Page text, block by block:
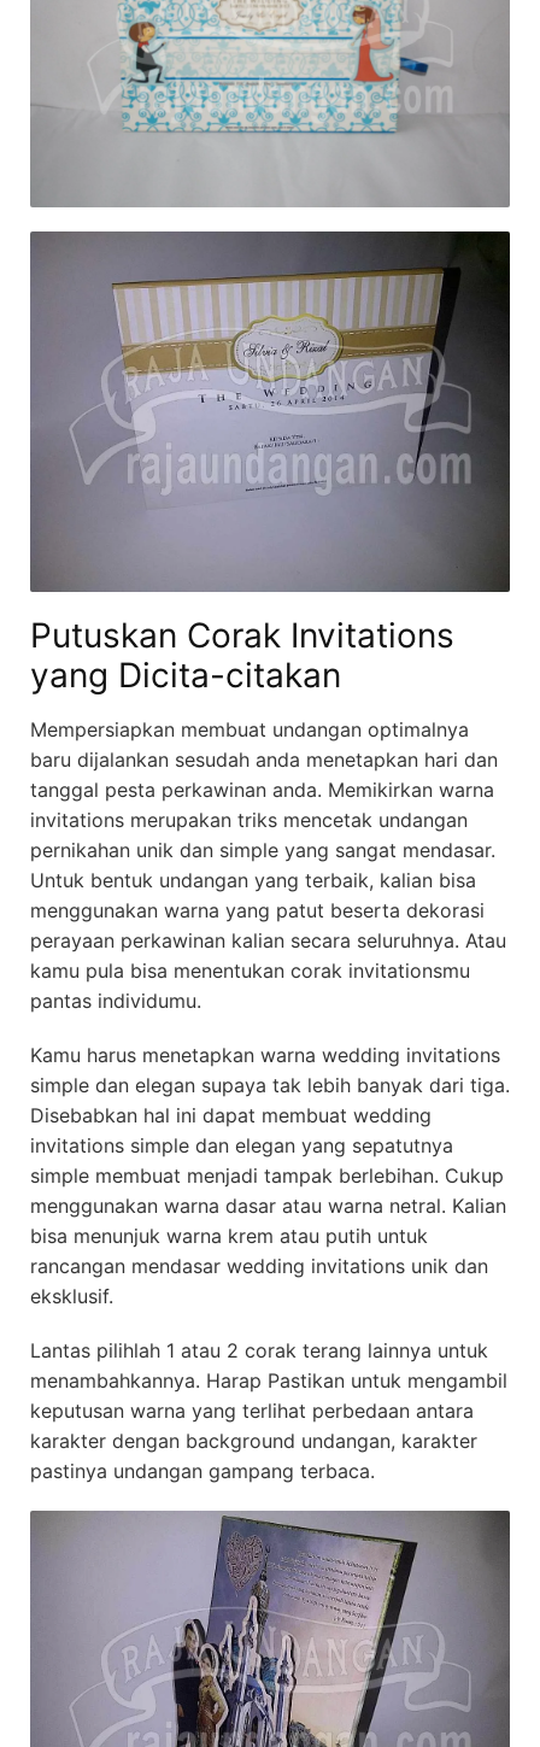
Putuskan Corak Invitations
yang Dicita-citakan
Mempersiapkan membuat undangan optimalnya
baru dijalankan sesudah anda menetapkan hari dan
tanggal pesta perkawinan anda. Memikirkan warna
invitations merupakan triks mencetak undangan
pernikahan unik dan simple yang sangat mendasar.
Untuk bentuk undangan yang terbaik, kalian bisa
menggunakan warna yang patut beserta dekorasi
perayaan perkawinan kalian secara seluruhnya. Atau
kamu pula bisa menentukan corak invitationsmu
pantas individumu.
Kamu harus menetapkan warna wedding invitations
simple dan elegan supaya tak lebih banyak dari tiga.
Disebabkan hal ini dapat membuat wedding
invitations simple dan elegan yang sepatutnya
simple membuat menjadi tampak berlebihan. Cukup
menggunakan warna dasar atau warna netral. Kalian
bisa menunjuk warna krem atau putih untuk
rancangan mendasar wedding invitations unik dan
eksklusif.
Lantas pilihlah 1 atau 2 corak terang lainnya untuk
menambahkannya. Harap Pastikan untuk mengambil
keputusan warna yang terlihat perbedaan antara
karakter dengan background undangan, karakter
pastinya undangan gampang terbaca.